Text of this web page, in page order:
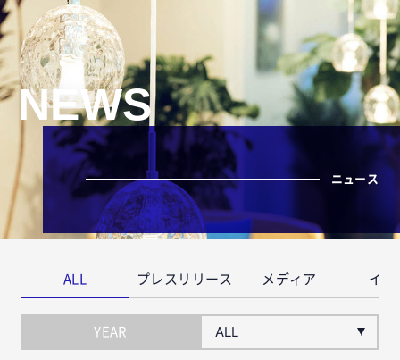
NEWS
ニュース
ALL プレスリリース メディア イベ
YEAR